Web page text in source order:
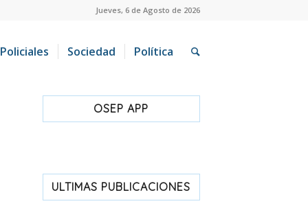
Jueves, 6 de Agosto de 2026
Policiales Sociedad Política
OSEP APP
ULTIMAS PUBLICACIONES